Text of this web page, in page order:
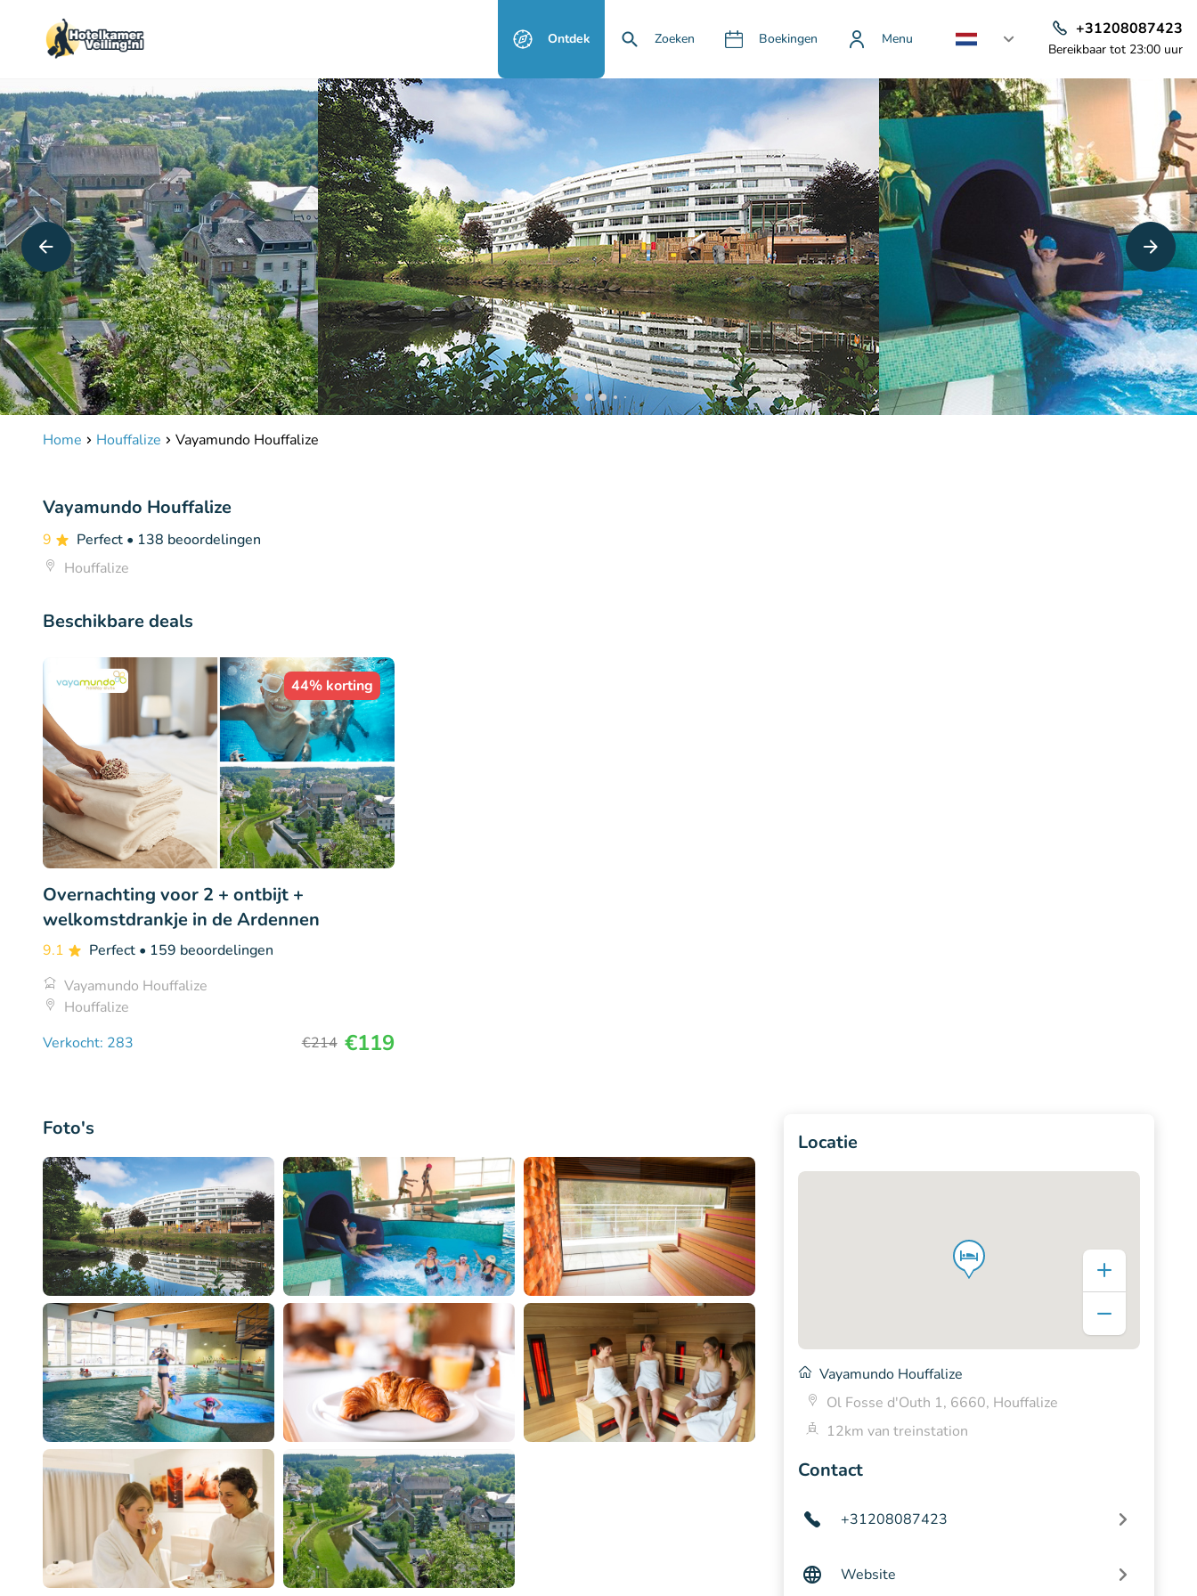
Ontdek Zoeken Boekingen Menu
+31208087423
Bereikbaar tot 23:00 uur
Home Houffalize Vayamundo Houffalize
Vayamundo Houffalize
9 Perfect • 138 beoordelingen
Houffalize
Beschikbare deals
44% korting
Overnachting voor 2 + ontbijt +
welkomstdrankje in de Ardennen
9.1 Perfect • 159 beoordelingen
Vayamundo Houffalize
Houffalize
Verkocht: 283
€214 €119
Foto's
Locatie
Vayamundo Houffalize
Ol Fosse d'Outh 1, 6660, Houffalize
12km van treinstation
Contact
+31208087423
Website